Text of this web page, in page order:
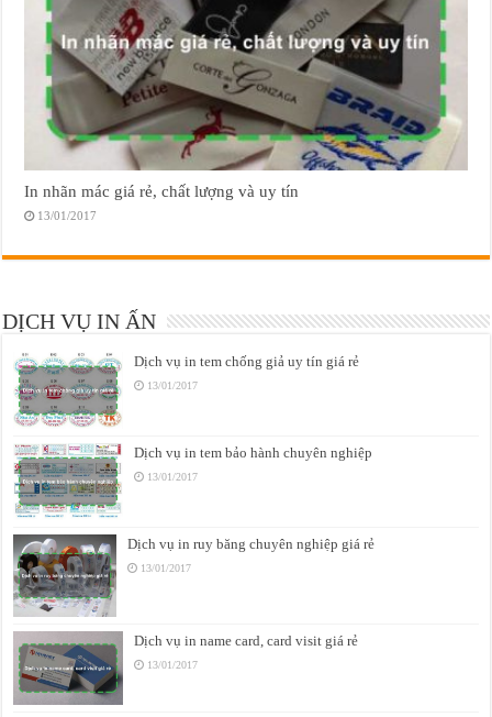
In nhãn mác giá rẻ, chất lượng và uy tín
13/01/2017
DỊCH VỤ IN ẤN
Dịch vụ in tem chống giả uy tín giá rẻ
13/01/2017
Dịch vụ in tem bảo hành chuyên nghiệp
13/01/2017
Dịch vụ in ruy băng chuyên nghiệp giá rẻ
13/01/2017
Dịch vụ in name card, card visit giá rẻ
13/01/2017